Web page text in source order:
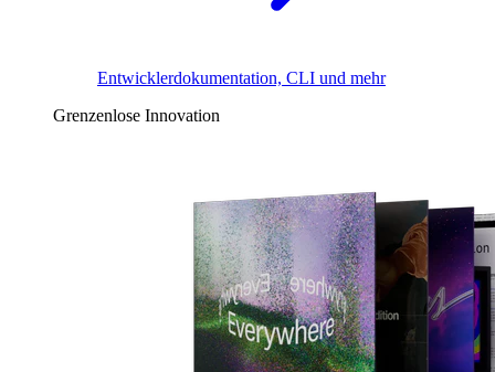
Entwicklerdokumentation, CLI und mehr
Grenzenlose Innovation